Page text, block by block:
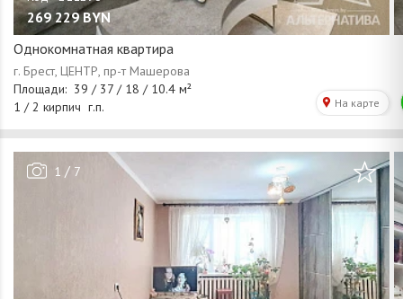
269 229 BYN
Однокомнатная квартира
1 / 7